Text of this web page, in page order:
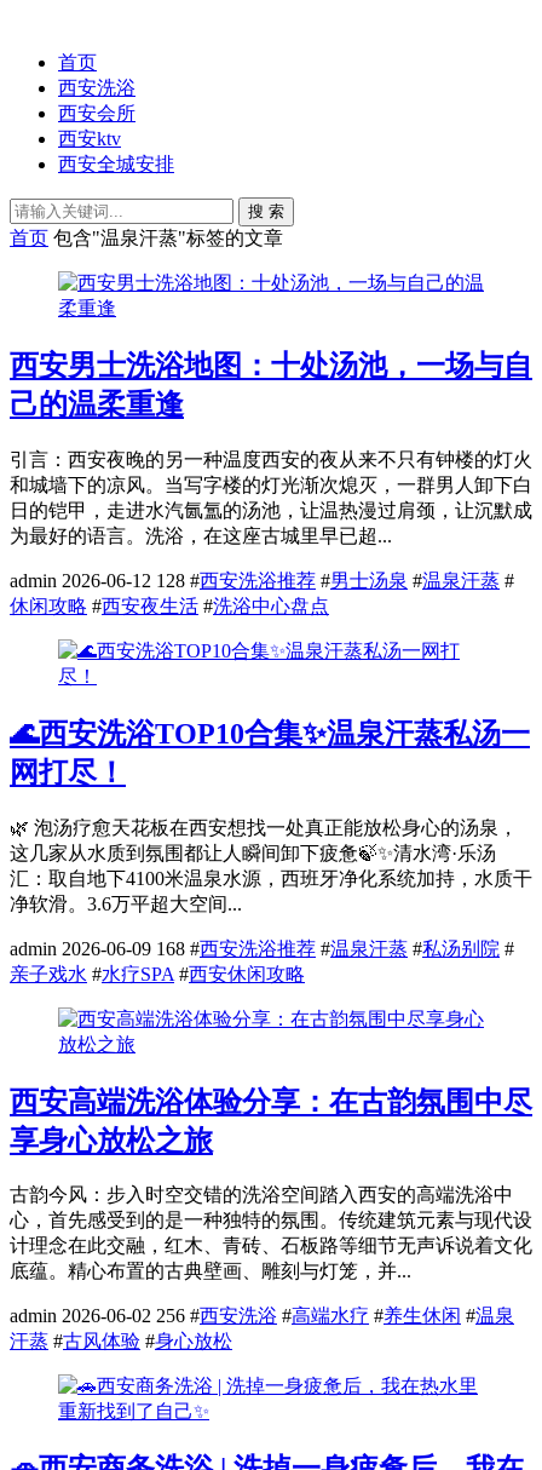
首页
西安洗浴
西安会所
西安ktv
西安全城安排
搜 索
首页 包含"温泉汗蒸"标签的文章
西安男士洗浴地图：十处汤池，一场与自
己的温柔重逢
引言：西安夜晚的另一种温度西安的夜从来不只有钟楼的灯火
和城墙下的凉风。当写字楼的灯光渐次熄灭，一群男人卸下白
日的铠甲，走进水汽氤氲的汤池，让温热漫过肩颈，让沉默成
为最好的语言。洗浴，在这座古城里早已超...
admin 2026-06-12 128 #西安洗浴推荐 #男士汤泉 #温泉汗蒸 #
休闲攻略 #西安夜生活 #洗浴中心盘点
🌊西安洗浴TOP10合集✨温泉汗蒸私汤一
网打尽！
🌿 泡汤疗愈天花板在西安想找一处真正能放松身心的汤泉，
这几家从水质到氛围都让人瞬间卸下疲惫🍃✨清水湾·乐汤
汇：取自地下4100米温泉水源，西班牙净化系统加持，水质干
净软滑。3.6万平超大空间...
admin 2026-06-09 168 #西安洗浴推荐 #温泉汗蒸 #私汤别院 #
亲子戏水 #水疗SPA #西安休闲攻略
西安高端洗浴体验分享：在古韵氛围中尽
享身心放松之旅
古韵今风：步入时空交错的洗浴空间踏入西安的高端洗浴中
心，首先感受到的是一种独特的氛围。传统建筑元素与现代设
计理念在此交融，红木、青砖、石板路等细节无声诉说着文化
底蕴。精心布置的古典壁画、雕刻与灯笼，并...
admin 2026-06-02 256 #西安洗浴 #高端水疗 #养生休闲 #温泉
汗蒸 #古风体验 #身心放松